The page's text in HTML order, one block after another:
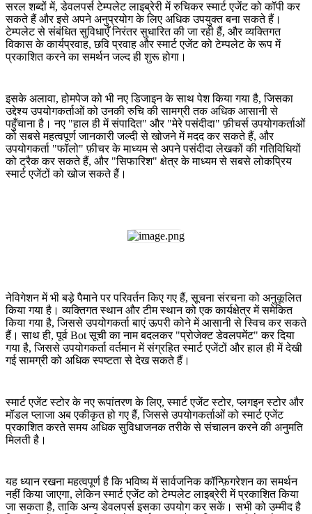
सरल शब्दों में, डेवलपर्स टेम्पलेट लाइब्रेरी में रुचिकर स्मार्ट एजेंट को कॉपी कर
सकते हैं और इसे अपने अनुप्रयोग के लिए अधिक उपयुक्त बना सकते हैं।
टेम्पलेट से संबंधित सुविधाएँ निरंतर सुधारित की जा रही हैं, और व्यक्तिगत
विकास के कार्यप्रवाह, छवि प्रवाह और स्मार्ट एजेंट को टेम्पलेट के रूप में
प्रकाशित करने का समर्थन जल्द ही शुरू होगा।
इसके अलावा, होमपेज को भी नए डिजाइन के साथ पेश किया गया है, जिसका
उद्देश्य उपयोगकर्ताओं को उनकी रुचि की सामग्री तक अधिक आसानी से
पहुँचाना है। नए "हाल ही में संपादित" और "मेरे पसंदीदा" फ़ीचर्स उपयोगकर्ताओं
को सबसे महत्वपूर्ण जानकारी जल्दी से खोजने में मदद कर सकते हैं, और
उपयोगकर्ता "फॉलो" फ़ीचर के माध्यम से अपने पसंदीदा लेखकों की गतिविधियों
को ट्रैक कर सकते हैं, और "सिफारिश" क्षेत्र के माध्यम से सबसे लोकप्रिय
स्मार्ट एजेंटों को खोज सकते हैं।
नेविगेशन में भी बड़े पैमाने पर परिवर्तन किए गए हैं, सूचना संरचना को अनुकूलित
किया गया है। व्यक्तिगत स्थान और टीम स्थान को एक कार्यक्षेत्र में समेकित
किया गया है, जिससे उपयोगकर्ता बाएं ऊपरी कोने में आसानी से स्विच कर सकते
हैं। साथ ही, पूर्व Bot सूची का नाम बदलकर "प्रोजेक्ट डेवलपमेंट" कर दिया
गया है, जिससे उपयोगकर्ता वर्तमान में संग्रहित स्मार्ट एजेंटों और हाल ही में देखी
गई सामग्री को अधिक स्पष्टता से देख सकते हैं।
स्मार्ट एजेंट स्टोर के नए रूपांतरण के लिए, स्मार्ट एजेंट स्टोर, प्लगइन स्टोर और
मॉडल प्लाजा अब एकीकृत हो गए हैं, जिससे उपयोगकर्ताओं को स्मार्ट एजेंट
प्रकाशित करते समय अधिक सुविधाजनक तरीके से संचालन करने की अनुमति
मिलती है।
यह ध्यान रखना महत्वपूर्ण है कि भविष्य में सार्वजनिक कॉन्फ़िगरेशन का समर्थन
नहीं किया जाएगा, लेकिन स्मार्ट एजेंट को टेम्पलेट लाइब्रेरी में प्रकाशित किया
जा सकता है, ताकि अन्य डेवलपर्स इसका उपयोग कर सकें। सभी को उम्मीद है